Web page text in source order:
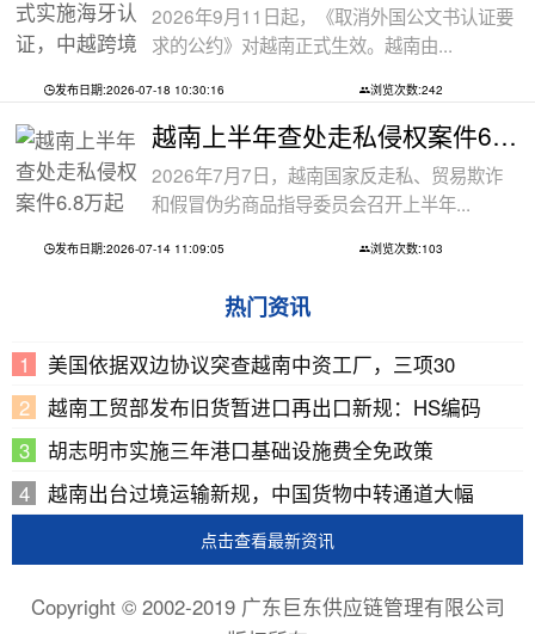
2026年9月11日起，《取消外国公文书认证要
求的公约》对越南正式生效。越南由...
发布日期:2026-07-18 10:30:16 浏览次数:242
越南上半年查处走私侵权案件6.8万起
2026年7月7日，越南国家反走私、贸易欺诈
和假冒伪劣商品指导委员会召开上半年...
发布日期:2026-07-14 11:09:05 浏览次数:103
热门资讯
美国依据双边协议突查越南中资工厂，三项30
越南工贸部发布旧货暂进口再出口新规：HS编码
胡志明市实施三年港口基础设施费全免政策
越南出台过境运输新规，中国货物中转通道大幅
点击查看最新资讯
Copyright © 2002-2019 广东巨东供应链管理有限公司